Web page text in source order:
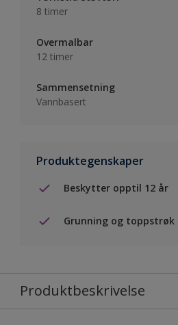
8 timer
Overmalbar
12 timer
Sammensetning
Vannbasert
Produktegenskaper
Beskytter opptil 12 år
Grunning og
Produktbeskrivelse